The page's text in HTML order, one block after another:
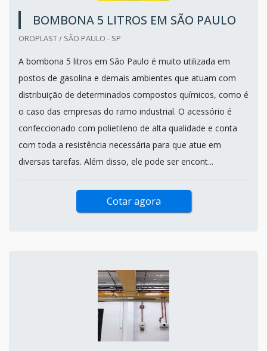
BOMBONA 5 LITROS EM SÃO PAULO
OROPLAST / SÃO PAULO - SP
A bombona 5 litros em São Paulo é muito utilizada em
postos de gasolina e demais ambientes que atuam com
distribuição de determinados compostos químicos, como é
o caso das empresas do ramo industrial. O acessório é
confeccionado com polietileno de alta qualidade e conta
com toda a resistência necessária para que atue em
diversas tarefas. Além disso, ele pode ser encont...
Cotar agora